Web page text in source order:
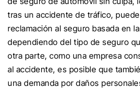
tras un accidente de tráfico,
reclamación al seguro basada en
dependiendo del tipo de seguro
otra parte, como una empresa
al accidente, es posible que
una demanda por daños